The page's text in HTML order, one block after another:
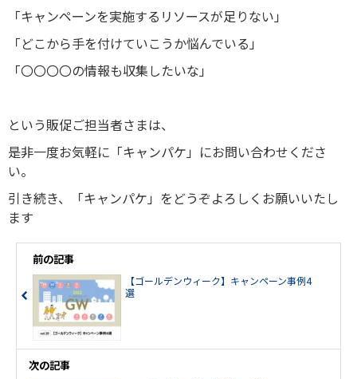
「キャンペーンを実施するリソースが足りない」
「どこから手を付けていこうか悩んでいる」
「〇〇〇〇の情報も収集したいな」
という販促ご担当者さまは、
是非一度お気軽に「キャンパケ」にお問い合わせくださ
い。
引き続き、「キャンパケ」をどうぞよろしくお願いいたし
ます
前の記事
【ゴールデンウィーク】キャンペーン事例4
選
次の記事